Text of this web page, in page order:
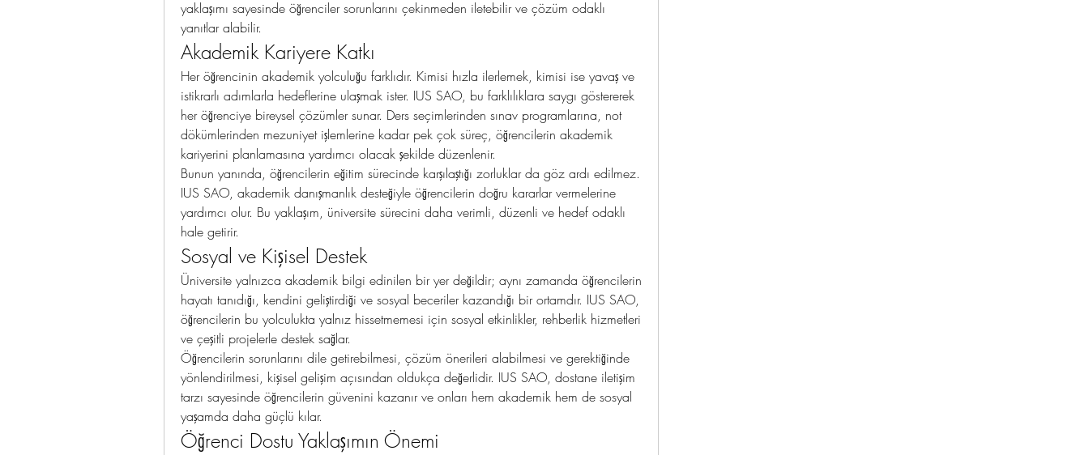
yaklaşımı sayesinde öğrenciler sorunlarını çekinmeden iletebilir ve çözüm odaklı
yanıtlar alabilir.
Akademik Kariyere Katkı
Her öğrencinin akademik yolculuğu farklıdır. Kimisi hızla ilerlemek, kimisi ise yavaş ve
istikrarlı adımlarla hedeflerine ulaşmak ister. IUS SAO, bu farklılıklara saygı göstererek
her öğrenciye bireysel çözümler sunar. Ders seçimlerinden sınav programlarına, not
dökümlerinden mezuniyet işlemlerine kadar pek çok süreç, öğrencilerin akademik
kariyerini planlamasına yardımcı olacak şekilde düzenlenir.
Bunun yanında, öğrencilerin eğitim sürecinde karşılaştığı zorluklar da göz ardı edilmez.
IUS SAO, akademik danışmanlık desteğiyle öğrencilerin doğru kararlar vermelerine
yardımcı olur. Bu yaklaşım, üniversite sürecini daha verimli, düzenli ve hedef odaklı
hale getirir.
Sosyal ve Kişisel Destek
Üniversite yalnızca akademik bilgi edinilen bir yer değildir; aynı zamanda öğrencilerin
hayatı tanıdığı, kendini geliştirdiği ve sosyal beceriler kazandığı bir ortamdır. IUS SAO,
öğrencilerin bu yolculukta yalnız hissetmemesi için sosyal etkinlikler, rehberlik hizmetleri
ve çeşitli projelerle destek sağlar.
Öğrencilerin sorunlarını dile getirebilmesi, çözüm önerileri alabilmesi ve gerektiğinde
yönlendirilmesi, kişisel gelişim açısından oldukça değerlidir. IUS SAO, dostane iletişim
tarzı sayesinde öğrencilerin güvenini kazanır ve onları hem akademik hem de sosyal
yaşamda daha güçlü kılar.
Öğrenci Dostu Yaklaşımın Önemi